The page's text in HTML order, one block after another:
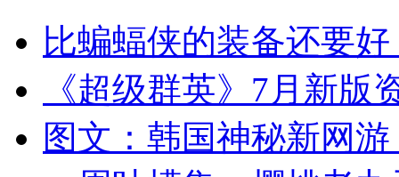
比蝙蝠侠的装备还要
《超级群英》7月新版
图文：韩国神秘新网